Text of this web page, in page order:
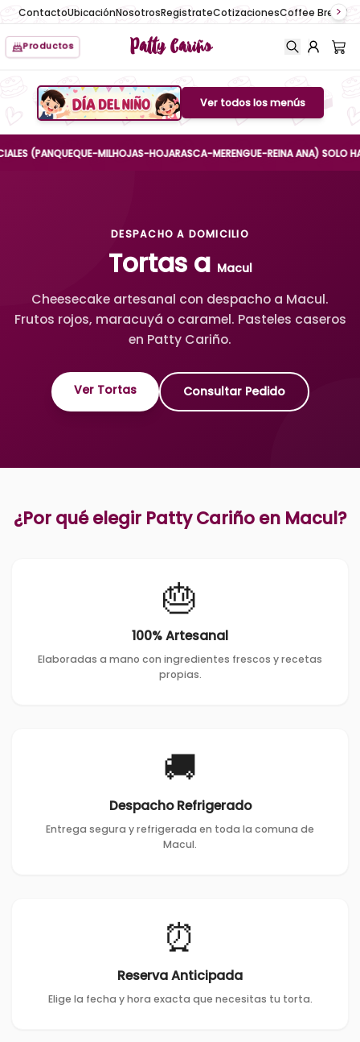
ContactoUbicaciónNosotrosRegistrateCotizacionesCoffee Break
Productos Patty Cariño
Boton de menu
Ver todos los menús
(PANQUEQUE-MILHOJAS-HOJARASCA-MERENGUE-REINA ANA) SOLO HASTA
DESPACHO A DOMICILIO
Tortas a Macul
Cheesecake artesanal con despacho a Macul.
Frutos rojos, maracuyá o caramel. Pasteles caseros
en Patty Cariño.
Ver Tortas Consultar Pedido
¿Por qué elegir Patty Cariño en Macul?
🎂
100% Artesanal
Elaboradas a mano con ingredientes frescos y recetas
propias.
🚚
Despacho Refrigerado
Entrega segura y refrigerada en toda la comuna de
Macul.
⏰
Reserva Anticipada
Elige la fecha y hora exacta que necesitas tu torta.